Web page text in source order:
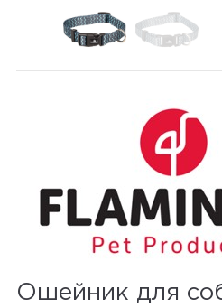
Ошейник для